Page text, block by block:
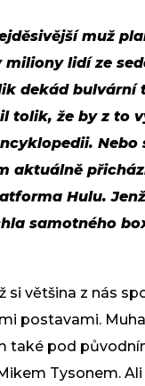
muž
miliony lidí ze
dekád bulvární
tolik, že by z to
Nebo
aktuálně
Hulu.
samotného
si většina z nás
postavami.
také pod
Tysonem.